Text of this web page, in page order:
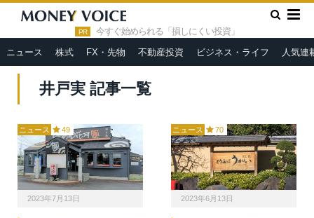
PR 今すぐ始められる「損しにくい投資」
ニュース 株式 FX・先物 不動産投資 ビジネス・ライフ 人気連
HOME » 井戸実
井戸実 記事一覧
ニュース 49
2023年7月13日
ニュース 70
2023年6月13日